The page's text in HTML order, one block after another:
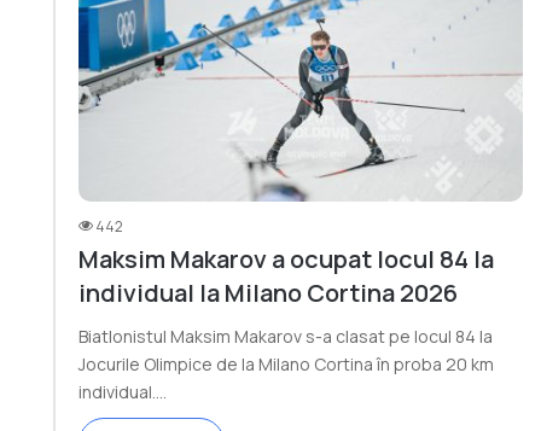
442
Maksim Makarov a ocupat locul 84 la
individual la Milano Cortina 2026
Biatlonistul Maksim Makarov s-a clasat pe locul 84 la
Jocurile Olimpice de la Milano Cortina în proba 20 km
individual.…